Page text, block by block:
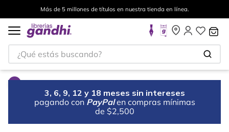
Más de 5 millones de títulos en nuestra tienda en línea.
¿Qué estás buscando?
3, 6, 9, 12 y 18 meses sin intereses
pagando con PayPal en compras mínimas
de $2,500